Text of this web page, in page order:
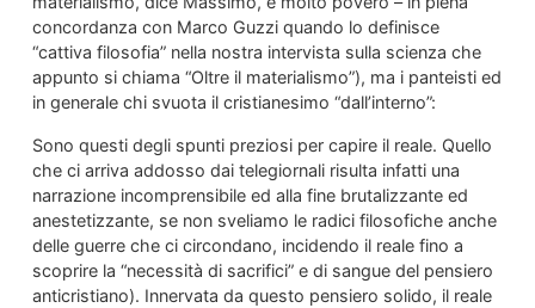
concordanza con Marco Guzzi quando lo definisce
“cattiva filosofia” nella nostra intervista sulla scienza che
appunto si chiama “Oltre il materialismo”), ma i panteisti ed
in generale chi svuota il cristianesimo “dall’interno”:
Sono questi degli spunti preziosi per capire il reale. Quello
che ci arriva addosso dai telegiornali risulta infatti una
narrazione incomprensibile ed alla fine brutalizzante ed
anestetizzante, se non sveliamo le radici filosofiche anche
delle guerre che ci circondano, incidendo il reale fino a
scoprire la “necessità di sacrifici” e di sangue del pensiero
anticristiano). Innervata da questo pensiero solido, il reale